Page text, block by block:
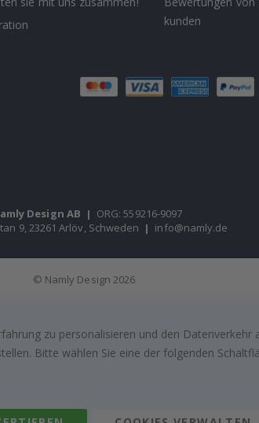
kunden
Design AB | ORG: 559216-9097
9, 23261 Arlöv, Schweden | info@namly.de
© Namly Design 2026
zu personalisieren und den
Bitte wählen Sie eine der folgenden